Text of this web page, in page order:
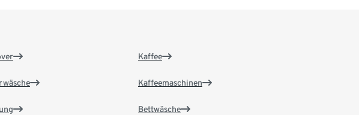
Kaffee
Kaffeemaschinen
Bettwäsche